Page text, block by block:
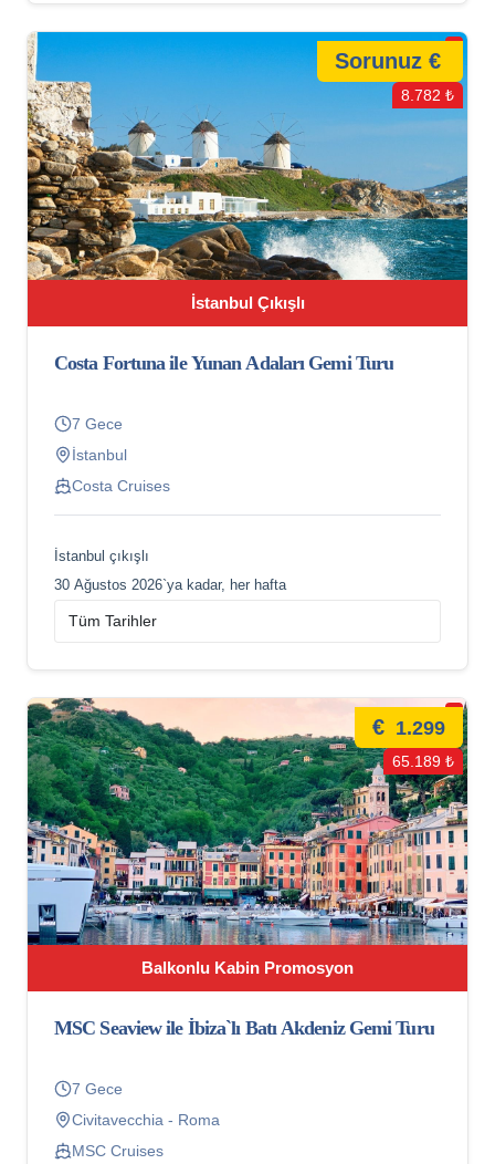
İstanbul Çıkışlı
Sorunuz €
8.782 ₺
Costa Fortuna ile Yunan Adaları Gemi Turu
7 Gece
İstanbul
Costa Cruises
İstanbul çıkışlı
30 Ağustos 2026`ya kadar, her hafta
Balkonlu Kabin Promosyon
€ 1.299
65.189 ₺
MSC Seaview ile İbiza`lı Batı Akdeniz Gemi Turu
7 Gece
Civitavecchia - Roma
MSC Cruises